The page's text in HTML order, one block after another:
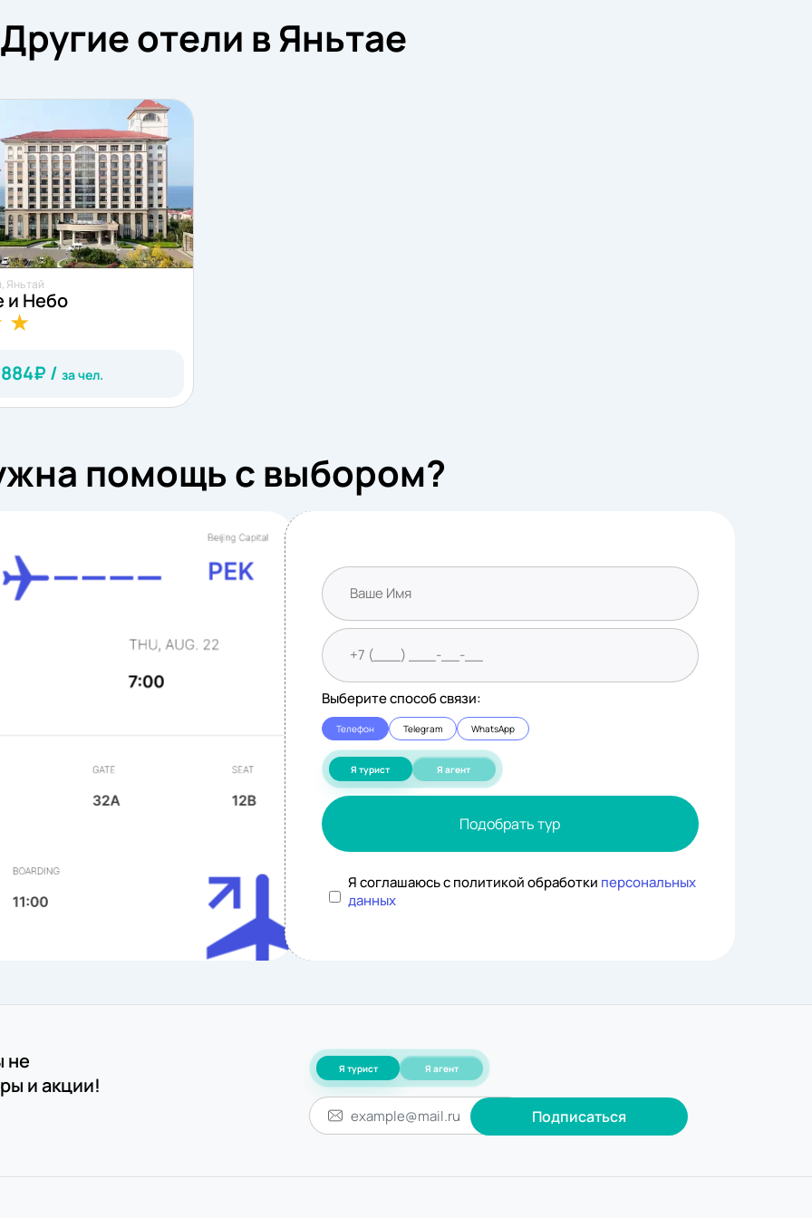
Другие отели в Яньтае
Яньтай
и Небо
₽ / за чел.
помощь с выбором?
Выберите способ связи:
Телефон Telegram WhatsApp
Я турист Я агент
Подобрать тур
Я соглашаюсь с политикой обработки персональных
данных
не
и акции!
Я турист Я агент
Подписаться